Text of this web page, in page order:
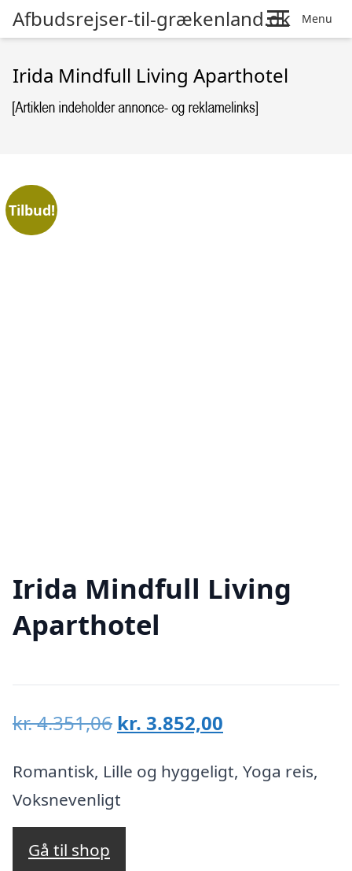
Afbudsrejser-til-grækenland.dk Menu
Irida Mindfull Living Aparthotel
Tilbud!
Irida Mindfull Living
Aparthotel
kr.4.351,06 Den
pris
var:
kr. 4.351,06.
kr. 3.852,00
pris
Romantisk, Lille og hyggeligt, Yoga reis,
Voksnevenligt
Gå til shop